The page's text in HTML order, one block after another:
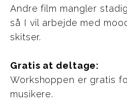
Andre film mangler
så I vil arbejde med
skitser.
Gratis at deltage:
Workshoppen er gratis
musikere.